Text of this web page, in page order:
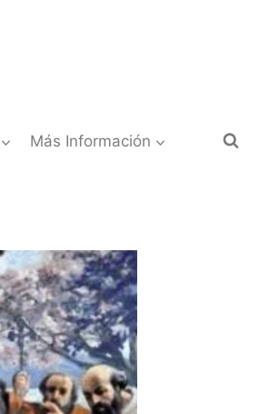
Más Información